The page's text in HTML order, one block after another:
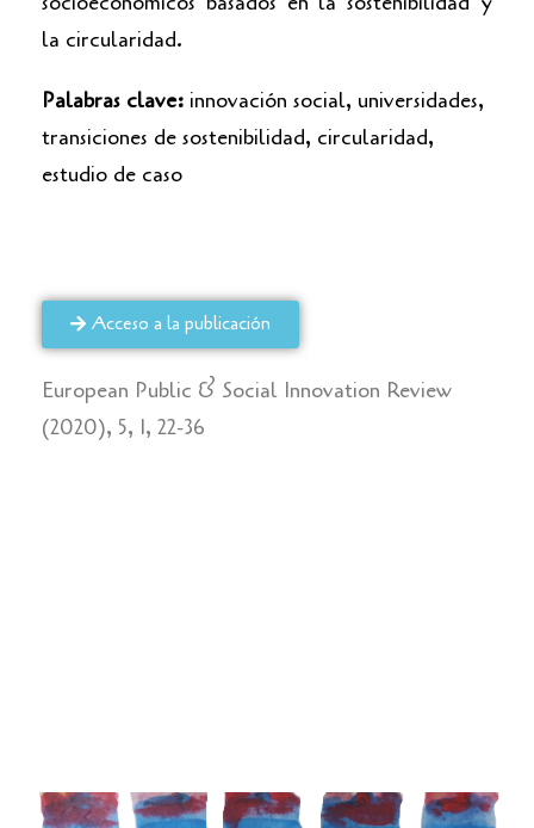
la circularidad.
Palabras clave: innovación social, universidades,
transiciones de sostenibilidad, circularidad,
estudio de caso
Acceso a la publicación
European Public & Social Innovation Review
(2020), 5, 1, 22-36